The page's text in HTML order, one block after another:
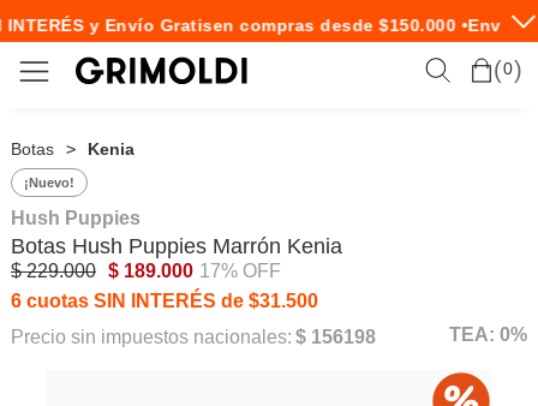
y Envío Gratisen compras desde $150.000 •Envío
0
Botas Kenia
¡Nuevo!
Hush Puppies
Botas Hush Puppies Marrón Kenia
$ 229.000 $ 189.000 17% OFF
6 cuotas SIN INTERÉS de $31.500
Precio sin impuestos nacionales: $ 156198 TEA: 0%